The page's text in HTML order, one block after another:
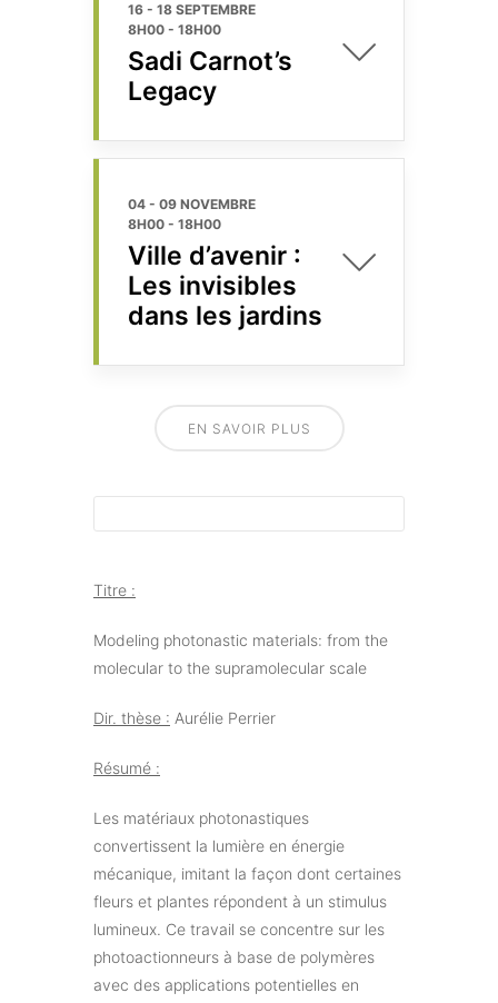
16 - 18 SEPTEMBRE
8H00 - 18H00
Sadi Carnot’s
Legacy
04 - 09 NOVEMBRE
8H00 - 18H00
Ville d’avenir :
Les invisibles
dans les jardins
EN SAVOIR PLUS
Titre :
Modeling photonastic materials: from the
molecular to the supramolecular scale
Dir. thèse : Aurélie Perrier
Résumé :
Les matériaux photonastiques
convertissent la lumière en énergie
mécanique, imitant la façon dont certaines
fleurs et plantes répondent à un stimulus
lumineux. Ce travail se concentre sur les
photoactionneurs à base de polymères
avec des applications potentielles en